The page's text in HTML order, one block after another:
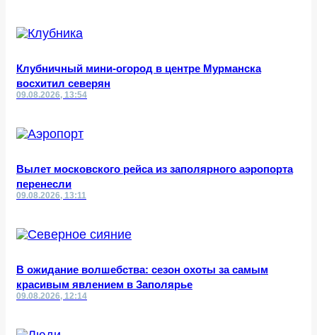
Клубничный мини-огород в центре Мурманска
восхитил северян
09.08.2026, 13:54
Вылет московского рейса из заполярного аэропорта
перенесли
09.08.2026, 13:11
В ожидание волшебства: сезон охоты за самым
красивым явлением в Заполярье
09.08.2026, 12:14